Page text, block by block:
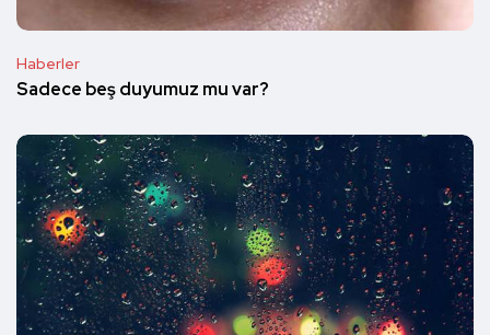
Haberler
Sadece beş duyumuz mu var?